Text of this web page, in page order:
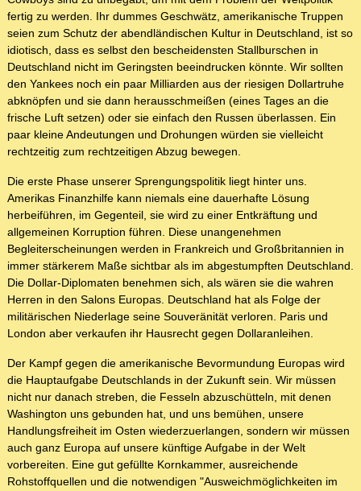
fertig zu werden. Ihr dummes Geschwätz, amerikanische Truppen
seien zum Schutz der abendländischen Kultur in Deutschland, ist so
idiotisch, dass es selbst den bescheidensten Stallburschen in
Deutschland nicht im Geringsten beeindrucken könnte. Wir sollten
den Yankees noch ein paar Milliarden aus der riesigen Dollartruhe
abknöpfen und sie dann herausschmeißen (eines Tages an die
frische Luft setzen) oder sie einfach den Russen überlassen. Ein
paar kleine Andeutungen und Drohungen würden sie vielleicht
rechtzeitig zum rechtzeitigen Abzug bewegen.
Die erste Phase unserer Sprengungspolitik liegt hinter uns.
Amerikas Finanzhilfe kann niemals eine dauerhafte Lösung
herbeiführen, im Gegenteil, sie wird zu einer Entkräftung und
allgemeinen Korruption führen. Diese unangenehmen
Begleiterscheinungen werden in Frankreich und Großbritannien in
immer stärkerem Maße sichtbar als im abgestumpften Deutschland.
Die Dollar-Diplomaten benehmen sich, als wären sie die wahren
Herren in den Salons Europas. Deutschland hat als Folge der
militärischen Niederlage seine Souveränität verloren. Paris und
London aber verkaufen ihr Hausrecht gegen Dollaranleihen.
Der Kampf gegen die amerikanische Bevormundung Europas wird
die Hauptaufgabe Deutschlands in der Zukunft sein. Wir müssen
nicht nur danach streben, die Fesseln abzuschütteln, mit denen
Washington uns gebunden hat, und uns bemühen, unsere
Handlungsfreiheit im Osten wiederzuerlangen, sondern wir müssen
auch ganz Europa auf unsere künftige Aufgabe in der Welt
vorbereiten. Eine gut gefüllte Kornkammer, ausreichende
Rohstoffquellen und die notwendigen "Ausweichmöglichkeiten im